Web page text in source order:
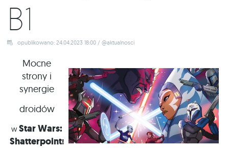
B1
opublikowano: 24.04.2023 18:00 / @aktualnosci
Mocne
strony i
synergie
droidów
wStarWars:
Shatterpoint!